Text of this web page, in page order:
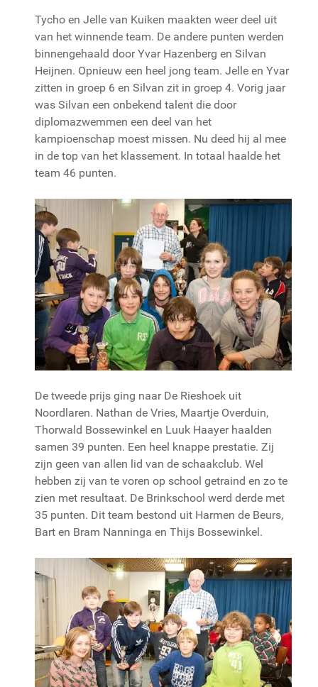
Tycho en Jelle van Kuiken maakten weer deel uit
van het winnende team. De andere punten werden
binnengehaald door Yvar Hazenberg en Silvan
Heijnen. Opnieuw een heel jong team. Jelle en Yvar
zitten in groep 6 en Silvan zit in groep 4. Vorig jaar
was Silvan een onbekend talent die door
diplomazwemmen een deel van het
kampioenschap moest missen. Nu deed hij al mee
in de top van het klassement. In totaal haalde het
team 46 punten.
De tweede prijs ging naar De Rieshoek uit
Noordlaren. Nathan de Vries, Maartje Overduin,
Thorwald Bossewinkel en Luuk Haayer haalden
samen 39 punten. Een heel knappe prestatie. Zij
zijn geen van allen lid van de schaakclub. Wel
hebben zij van te voren op school getraind en zo te
zien met resultaat. De Brinkschool werd derde met
35 punten. Dit team bestond uit Harmen de Beurs,
Bart en Bram Nanninga en Thijs Bossewinkel.